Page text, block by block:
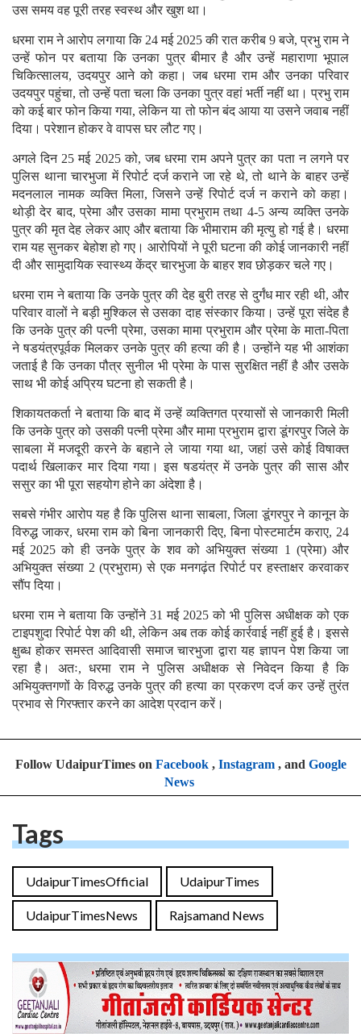
उस समय वह पूरी तरह स्वस्थ और खुश था।
धरमा राम ने आरोप लगाया कि 24 मई 2025 की रात करीब 9 बजे, प्रभु राम ने
उन्हें फोन पर बताया कि उनका पुत्र बीमार है और उन्हें महाराणा भूपाल
चिकित्सालय, उदयपुर आने को कहा। जब धरमा राम और उनका परिवार
उदयपुर पहुंचा, तो उन्हें पता चला कि उनका पुत्र वहां भर्ती नहीं था। प्रभु राम
को कई बार फोन किया गया, लेकिन या तो फोन बंद आया या उसने जवाब नहीं
दिया। परेशान होकर वे वापस घर लौट गए।
अगले दिन 25 मई 2025 को, जब धरमा राम अपने पुत्र का पता न लगने पर
पुलिस थाना चारभुजा में रिपोर्ट दर्ज कराने जा रहे थे, तो थाने के बाहर उन्हें
मदनलाल नामक व्यक्ति मिला, जिसने उन्हें रिपोर्ट दर्ज न कराने को कहा।
थोड़ी देर बाद, प्रेमा और उसका मामा प्रभुराम तथा 4-5 अन्य व्यक्ति उनके
पुत्र की मृत देह लेकर आए और बताया कि भीमाराम की मृत्यु हो गई है। धरमा
राम यह सुनकर बेहोश हो गए। आरोपियों ने पूरी घटना की कोई जानकारी नहीं
दी और सामुदायिक स्वास्थ्य केंद्र चारभुजा के बाहर शव छोड़कर चले गए।
धरमा राम ने बताया कि उनके पुत्र की देह बुरी तरह से दुर्गंध मार रही थी, और
परिवार वालों ने बड़ी मुश्किल से उसका दाह संस्कार किया। उन्हें पूरा संदेह है
कि उनके पुत्र की पत्नी प्रेमा, उसका मामा प्रभुराम और प्रेमा के माता-पिता
ने षडयंत्रपूर्वक मिलकर उनके पुत्र की हत्या की है। उन्होंने यह भी आशंका
जताई है कि उनका पौत्र सुनील भी प्रेमा के पास सुरक्षित नहीं है और उसके
साथ भी कोई अप्रिय घटना हो सकती है।
शिकायतकर्ता ने बताया कि बाद में उन्हें व्यक्तिगत प्रयासों से जानकारी मिली
कि उनके पुत्र को उसकी पत्नी प्रेमा और मामा प्रभुराम द्वारा डूंगरपुर जिले के
साबला में मजदूरी करने के बहाने ले जाया गया था, जहां उसे कोई विषाक्त
पदार्थ खिलाकर मार दिया गया। इस षडयंत्र में उनके पुत्र की सास और
ससुर का भी पूरा सहयोग होने का अंदेशा है।
सबसे गंभीर आरोप यह है कि पुलिस थाना साबला, जिला डूंगरपुर ने कानून के
विरुद्ध जाकर, धरमा राम को बिना जानकारी दिए, बिना पोस्टमार्टम कराए, 24
मई 2025 को ही उनके पुत्र के शव को अभियुक्त संख्या 1 (प्रेमा) और
अभियुक्त संख्या 2 (प्रभुराम) से एक मनगढ़ंत रिपोर्ट पर हस्ताक्षर करवाकर
सौंप दिया।
धरमा राम ने बताया कि उन्होंने 31 मई 2025 को भी पुलिस अधीक्षक को एक
टाइपशुदा रिपोर्ट पेश की थी, लेकिन अब तक कोई कार्रवाई नहीं हुई है। इससे
क्षुब्ध होकर समस्त आदिवासी समाज चारभुजा द्वारा यह ज्ञापन पेश किया जा
रहा है। अतः, धरमा राम ने पुलिस अधीक्षक से निवेदन किया है कि
अभियुक्तगणों के विरुद्ध उनके पुत्र की हत्या का प्रकरण दर्ज कर उन्हें तुरंत
प्रभाव से गिरफ्तार करने का आदेश प्रदान करें।
Follow UdaipurTimes on Facebook, Instagram, and Google
News
Tags
UdaipurTimesOfficial UdaipurTimes
UdaipurTimesNews Rajsamand News